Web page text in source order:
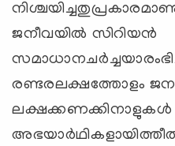
ജനീവയില്‍ സിറിയന്‍
രണ്ടരലക്ഷത്തോളം
ലക്ഷക്കണക്കിനാളുകള്‍